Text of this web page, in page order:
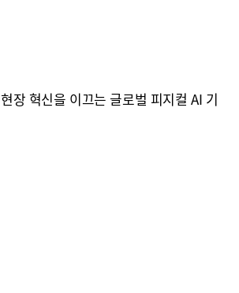
장 혁신을 이끄는 글로벌 피지컬 AI 기